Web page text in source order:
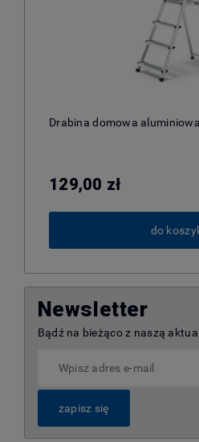
Drabina domowa
129,00 zł
do
Newsletter
Bądź na bieżąco z naszą
zapisz się